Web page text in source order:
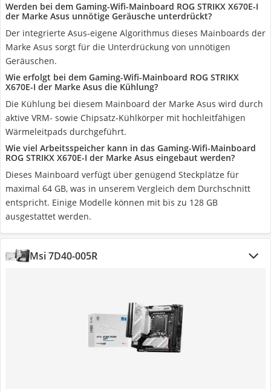
Werden bei dem Gaming-Wifi-Mainboard ROG STRIKX X670E-I
der Marke Asus unnötige Geräusche unterdrückt?
Der integrierte Asus-eigene Algorithmus dieses Mainboards der
Marke Asus sorgt für die Unterdrückung von unnötigen
Geräuschen.
Wie erfolgt bei dem Gaming-Wifi-Mainboard ROG STRIKX
X670E-I der Marke Asus die Kühlung?
Die Kühlung bei diesem Mainboard der Marke Asus wird durch
aktive VRM- sowie Chipsatz-Kühlkörper mit hochleitfähigen
Wärmeleitpads durchgeführt.
Wie viel Arbeitsspeicher kann in das Gaming-Wifi-Mainboard
ROG STRIKX X670E-I der Marke Asus eingebaut werden?
Dieses Mainboard verfügt über genügend Steckplätze für
maximal 64 GB, was in unserem Vergleich dem Durchschnitt
entspricht. Einige Modelle können mit bis zu 128 GB
ausgestattet werden.
Msi ‎7D40-005R